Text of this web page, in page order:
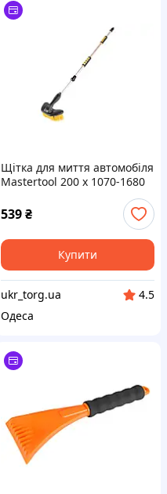
Щітка для миття автомобіля
Mastertool 200 x 1070-1680
539₴
Купити
ukr_torg.ua
4.5
Одеса